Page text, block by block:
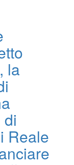
la
di
Reale